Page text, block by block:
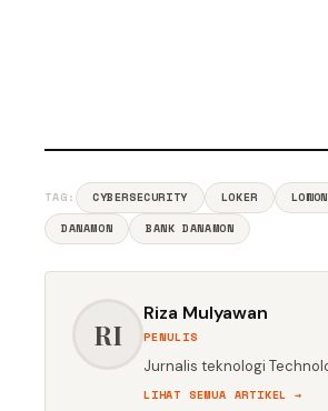
TAG: CYBERSECURITY LOKER
DANAMON
BANK DANAMON
RI
Riza Mulyawan
PENULIS
Jurnalis teknologi
LIHAT SEMUA ARTIKEL →